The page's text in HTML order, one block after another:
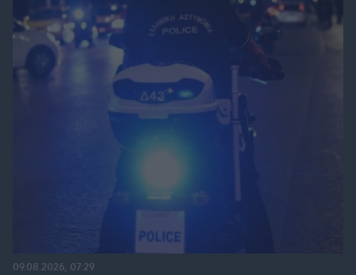
09.08.2026, 07:29